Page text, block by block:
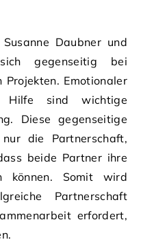
Daubner und
gegenseitig bei
Projekten. Emotionaler
Hilfe sind wichtige
Diese gegenseitige
die Partnerschaft,
beide Partner ihre
können. Somit wird
Partnerschaft
erfordert,